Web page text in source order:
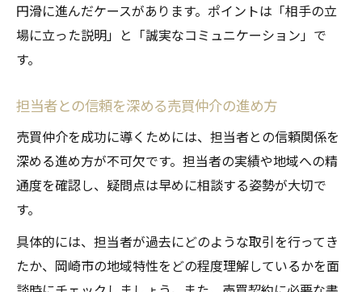
円滑に進んだケースがあります。ポイントは「相手の立
場に立った説明」と「誠実なコミュニケーション」で
す。
担当者との信頼を深める売買仲介の進め方
売買仲介を成功に導くためには、担当者との信頼関係を
深める進め方が不可欠です。担当者の実績や地域への精
通度を確認し、疑問点は早めに相談する姿勢が大切で
す。
具体的には、担当者が過去にどのような取引を行ってき
たか、岡崎市の地域特性をどの程度理解しているかを面